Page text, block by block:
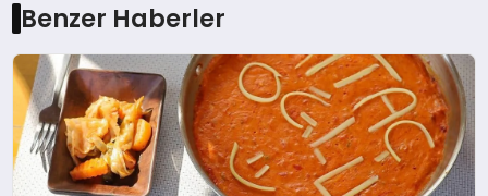
Benzer Haberler